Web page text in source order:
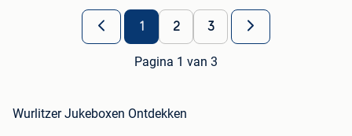
1 2 3
Pagina 1 van 3
Wurlitzer Jukeboxen Ontdekken